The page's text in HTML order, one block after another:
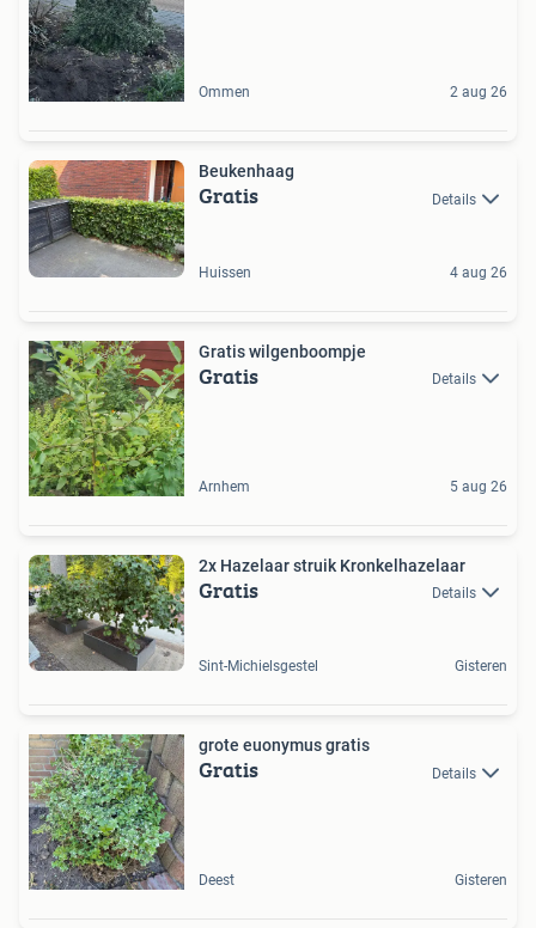
Ommen 2 aug 26
Beukenhaag
Gratis Details
Huissen 4 aug 26
Gratis wilgenboompje
Gratis Details
Arnhem 5 aug 26
2x Hazelaar struik Kronkelhazelaar
Gratis Details
Sint-Michielsgestel Gisteren
grote euonymus gratis
Gratis Details
Deest Gisteren